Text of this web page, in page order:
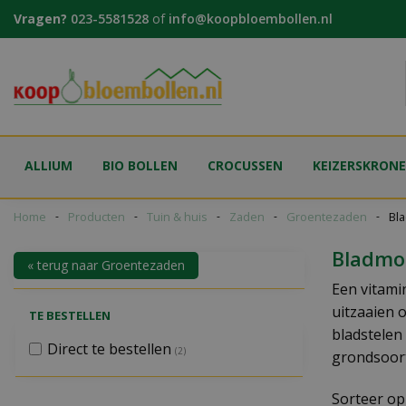
naar
Home Producten Tuin & huis Zaden Groentezaden
Vragen? 023-5581528 of info@koopbloembollen.nl
ALLIUM BIO BOLLEN CROCUSSEN
Een
uitzaaien
Sorteer op
« terug naar Groentezaden
TE BESTELLEN
Direct te bestellen (2)